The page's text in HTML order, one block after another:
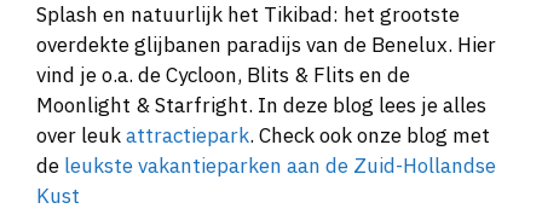
Splash en natuurlijk het Tikibad: het grootste
overdekte glijbanen paradijs van de Benelux. Hier
vind je o.a. de Cycloon, Blits & Flits en de
Moonlight & Starfright. In deze blog lees je alles
over leukattractiepark. Check ook onze blog met
de leukste vakantieparken aan de Zuid-Hollandse
Kust